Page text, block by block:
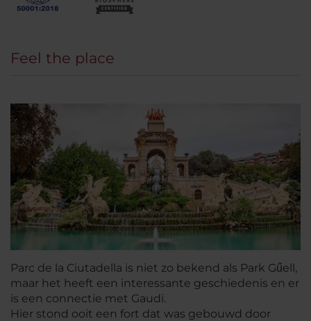
Feel the place
Parc de la Ciutadella is niet zo bekend als Park Gűell,
maar het heeft een interessante geschiedenis en er
is een connectie met Gaudi.
Hier stond ooit een fort dat was gebouwd door